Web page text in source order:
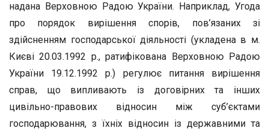
надана Верховною Радою України. Наприклад, Угода
про порядок вирішення спорів, пов’язаних зі
здійсненням господарської діяльності (укладена в м.
Києві 20.03.1992 р., ратифікована Верховною Радою
України 19.12.1992 р.) регулює питання вирішення
справ, що випливають із договірних та інших
цивільно-правових відносин між суб’єктами
господарювання, з їхніх відносин із державними та